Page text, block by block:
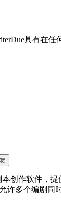
具有在
本创作软件，
许多个编剧同